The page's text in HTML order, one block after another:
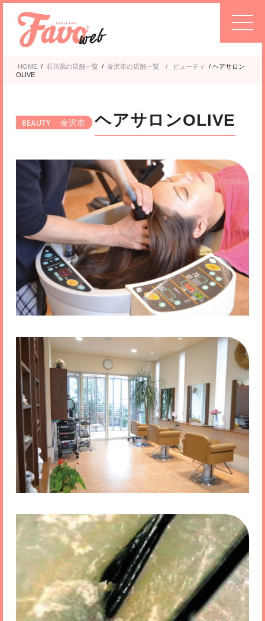
HOME / 石川県の店舗一覧 / 金沢市 ビューティ / ヘアサロン
OLIVE
金沢市 ヘアサロンOLIVE